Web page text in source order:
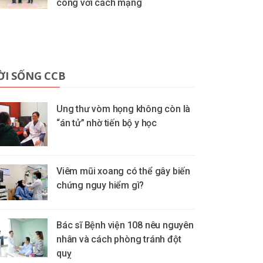
công với cách mạng
SỐNG CCB
Ung thư vòm họng không còn là
“án tử” nhờ tiến bộ y học
Viêm mũi xoang có thể gây biến
chứng nguy hiểm gì?
Bác sĩ Bệnh viện 108 nêu nguyên
nhân và cách phòng tránh đột
quỵ